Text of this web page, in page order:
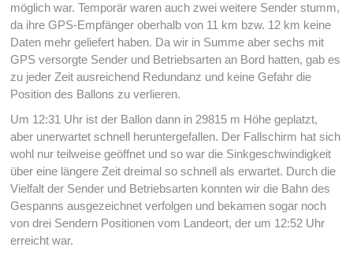
möglich war. Temporär waren auch zwei weitere Sender stumm,
da ihre GPS-Empfänger oberhalb von 11 km bzw. 12 km keine
Daten mehr geliefert haben. Da wir in Summe aber sechs mit
GPS versorgte Sender und Betriebsarten an Bord hatten, gab es
zu jeder Zeit ausreichend Redundanz und keine Gefahr die
Position des Ballons zu verlieren.
Um 12:31 Uhr ist der Ballon dann in 29815 m Höhe geplatzt,
aber unerwartet schnell heruntergefallen. Der Fallschirm hat sich
wohl nur teilweise geöffnet und so war die Sinkgeschwindigkeit
über eine längere Zeit dreimal so schnell als erwartet. Durch die
Vielfalt der Sender und Betriebsarten konnten wir die Bahn des
Gespanns ausgezeichnet verfolgen und bekamen sogar noch
von drei Sendern Positionen vom Landeort, der um 12:52 Uhr
erreicht war.